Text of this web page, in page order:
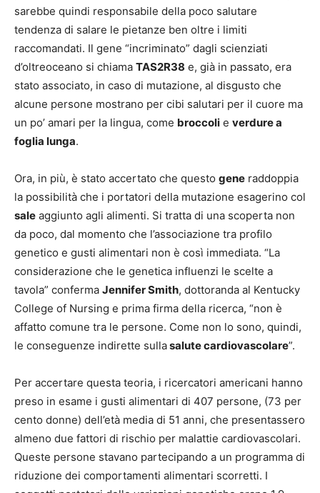
sarebbe quindi responsabile della poco salutare
tendenza di salare le pietanze ben oltre i limiti
raccomandati. Il gene “incriminato” dagli scienziati
d’oltreoceano si chiama TAS2R38 e, già in passato, era
stato associato, in caso di mutazione, al disgusto che
alcune persone mostrano per cibi salutari per il cuore ma
un po’ amari per la lingua, come broccoli e verdure a
foglia lunga.
Ora, in più, è stato accertato che questo gene raddoppia
la possibilità che i portatori della mutazione esagerino col
sale aggiunto agli alimenti. Si tratta di una scoperta non
da poco, dal momento che l’associazione tra profilo
genetico e gusti alimentari non è così immediata. “La
considerazione che le genetica influenzi le scelte a
tavola” conferma Jennifer Smith, dottoranda al Kentucky
College of Nursing e prima firma della ricerca, “non è
affatto comune tra le persone. Come non lo sono, quindi,
le conseguenze indirette sullasalute cardiovascolare”.
Per accertare questa teoria, i ricercatori americani hanno
preso in esame i gusti alimentari di 407 persone, (73 per
cento donne) dell’età media di 51 anni, che presentassero
almeno due fattori di rischio per malattie cardiovascolari.
Queste persone stavano partecipando a un programma di
riduzione dei comportamenti alimentari scorretti. I